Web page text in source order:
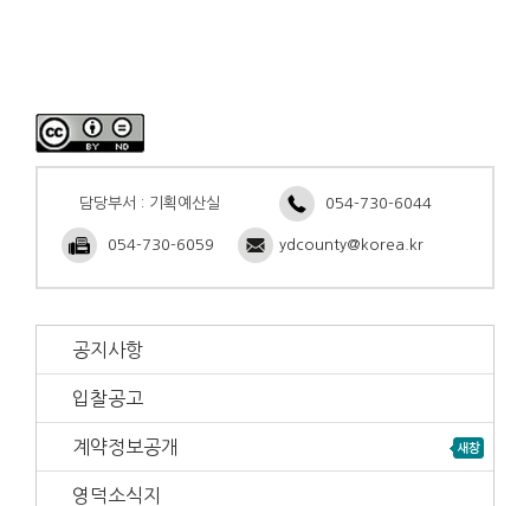
담당부서 : 기획예산실 054-730-6044
054-730-6059 ydcounty@korea.kr
공지사항
입찰공고
계약정보공개
영덕소식지